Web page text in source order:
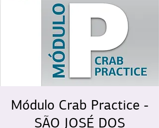
Módulo Crab Practice -
SÃO JOSÉ DOS